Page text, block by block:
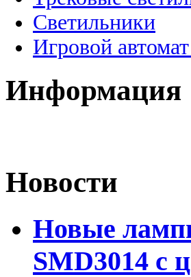
Светильники
Игровой
Информация
Новости
Новые
SMD3014 с